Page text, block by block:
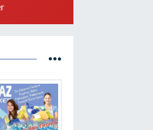
CAD.